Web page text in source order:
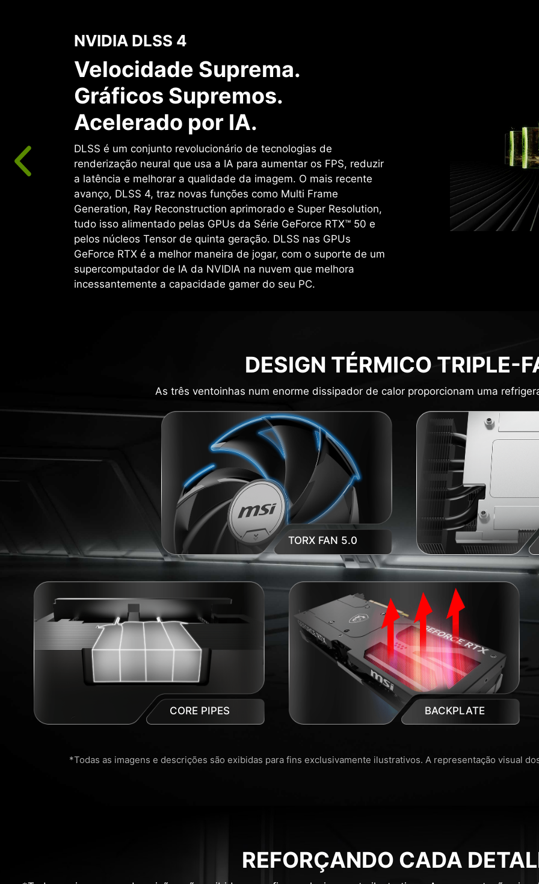
NVIDIA DLSS 4
Velocidade Suprema.
Gráficos Supremos.
Acelerado por IA.
DLSS é um conjunto revolucionário de tecnologias de
renderização neural que usa a IA para aumentar os FPS, reduzir
a latência e melhorar a qualidade da imagem. O mais recente
avanço, DLSS 4, traz novas funções como Multi Frame
Generation, Ray Reconstruction aprimorado e Super Resolution,
tudo isso alimentado pelas GPUs da Série GeForce RTX™ 50 e
pelos núcleos Tensor de quinta geração. DLSS nas GPUs
GeForce RTX é a melhor maneira de jogar, com o suporte de um
supercomputador de IA da NVIDIA na nuvem que melhora
incessantemente a capacidade gamer do seu PC.
DESIGN TÉRMICO TRIPLE-
As três ventoinhas num enorme dissipador de calor proporcionam uma
TORX FAN 5.0
CORE PIPES BACKPLATE
*Todas as imagens e descrições são exibidas para fins exclusivamente ilustrativos. A representação visual
REFORÇANDO CADA